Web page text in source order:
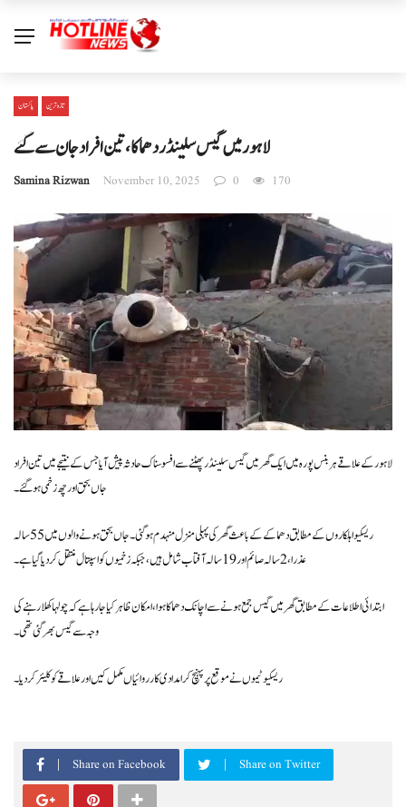
پاکستان تازہ ترین
لاہور میں گیس سلینڈر دھماکا، تین افراد جان سے گئے
Samina Rizwan November 10, 2025 0 170
لاہور کے علاقے ہربنس پورہ میں ایک گھر میں گیس سلینڈر پھٹنے سے افسوسناک حادثہ پیش آیا جس کے نتیجے میں تین افراد
جاں بحق اور چھ زخمی ہوگئے۔
ریسکیو اہلکاروں کے مطابق دھماکے کے باعث گھر کی پہلی منزل منہدم ہوگئی۔ جاں بحق ہونے والوں میں 55 سالہ
عذرا، 2 سالہ صائم اور 19 سالہ آفتاب شامل ہیں، جبکہ زخمیوں کواسپتال منتقل کردیاگیا ہے۔
ابتدائی اطلاعات کے مطابق گھر میں گیس جمع ہونے سے اچانک دھماکا ہوا، امکان ظاہر کیا جا رہا ہے کہ چولہا کھلا رہنے کی
وجہ سے گیس بھر گئی تھی۔
ریسکیو ٹیموں نے موقع پر پہنچ کر امدادی کارروائیاں مکمل کیں اور علاقے کو کلیئر کر دیا۔
Share on Facebook Share on Twitter